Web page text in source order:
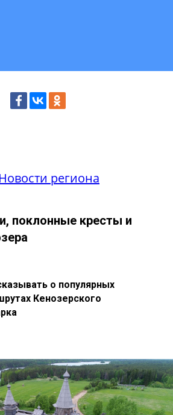
Новости региона
поклонные кресты и
о популярных
Кенозерского